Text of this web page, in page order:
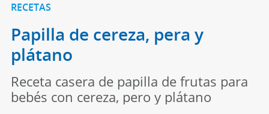
RECETAS
Papilla de cereza, pera y
plátano
Receta casera de papilla de frutas para
bebés con cereza, pero y plátano